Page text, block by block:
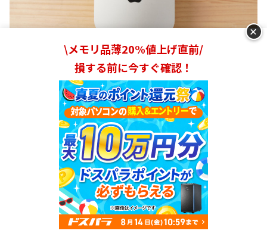
M2 Mac miniのサイズは3.58×19.70×19.70cmで、重量
は約1.18kgとほぼ公称値通りでした。いずれにしても片
手で持てるサイズ感と重さです。デスクの上やローボード
の中といった、狭いスペースや隙間にも設置しやすいと思
ノートパソコンのように持ち運ぶケースはあまりないと思
いますが、引っ越しや模様替えで持ち運びするときにも便
+
\メモリ品薄20%値上げ直前/
損する前に今すぐ確認！